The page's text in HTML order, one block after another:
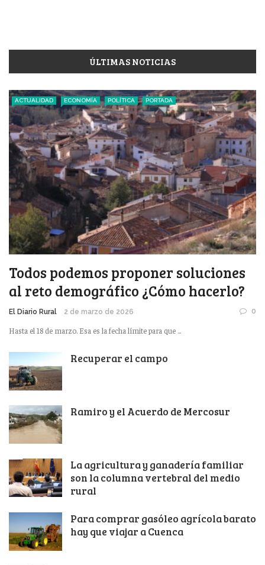
ÚLTIMAS NOTICIAS
ACTUALIDAD ECONOMÍA POLÍTICA PORTADA
Todos podemos proponer soluciones
al reto demográfico ¿Cómo hacerlo?
El Diario Rural 2 de marzo de 2026 0
Hasta el 18 de marzo. Esa es la fecha límite para que ...
Recuperar el campo
Ramiro y el Acuerdo de Mercosur
La agricultura y ganadería familiar
son la columna vertebral del medio
rural
Para comprar gasóleo agrícola barato
hay que viajar a Cuenca